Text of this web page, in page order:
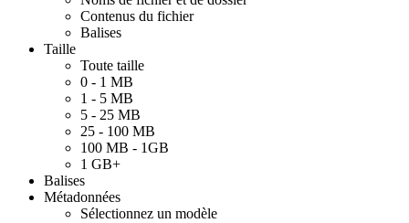
Contenus du fichier
Balises
Taille
Toute taille
0 - 1 MB
1 - 5 MB
5 - 25 MB
25 - 100 MB
100 MB - 1GB
1 GB+
Balises
Métadonnées
Sélectionnez un modèle